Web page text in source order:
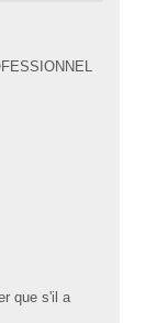
que s'il a